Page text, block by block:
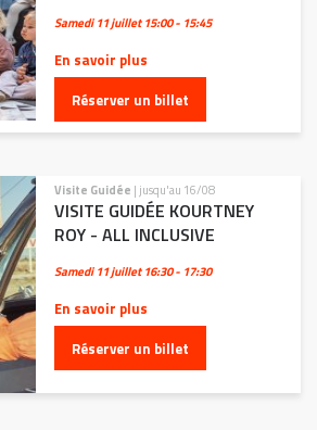
Samedi 11 juillet15:00 - 15:45
En savoir plus
Réserver un billet
Visite Guidée | jusqu'au 16/08
VISITE GUIDÉE KOURTNEY
ROY - ALL INCLUSIVE
Samedi 11 juillet16:30 - 17:30
En savoir plus
Réserver un billet